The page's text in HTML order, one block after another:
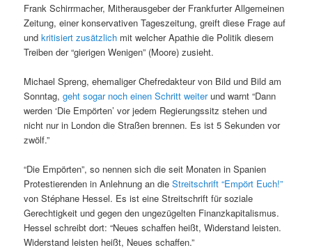
Frank Schirrmacher, Mitherausgeber der Frankfurter Allgemeinen
Zeitung, einer konservativen Tageszeitung, greift diese Frage auf
undkritisiert zusätzlich mit welcher Apathie die Politik diesem
Treiben der “gierigen Wenigen” (Moore) zusieht.
Michael Spreng, ehemaliger Chefredakteur von Bild und Bild am
Sonntag,geht sogar noch einen Schritt weiterund warnt “Dann
werden ‘Die Empörten’ vor jedem Regierungssitz stehen und
nicht nur in London die Straßen brennen. Es ist 5 Sekunden vor
zwölf.”
“Die Empörten”, so nennen sich die seit Monaten in Spanien
Protestierenden in Anlehnung an dieStreitschrift “Empört Euch!”
von Stéphane Hessel. Es ist eine Streitschrift für soziale
Gerechtigkeit und gegen den ungezügelten Finanzkapitalismus.
Hessel schreibt dort: “Neues schaffen heißt, Widerstand leisten.
Widerstand leisten heißt, Neues schaffen.”